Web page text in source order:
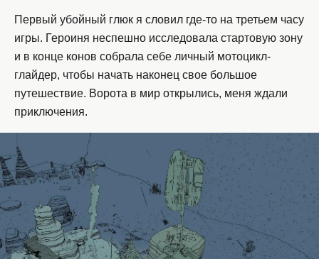
Первый убойный глюк я словил где-то на третьем часу
игры. Героиня неспешно исследовала стартовую зону
и в конце конов собрала себе личный мотоцикл-
глайдер, чтобы начать наконец свое большое
путешествие. Ворота в мир открылись, меня ждали
приключения.